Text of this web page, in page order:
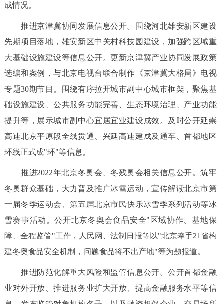
成情况。
推进京津冀协同发展信息公开。围绕河北雄安新区建设
先期项目落地，雄安新区中关村科技园建设，加强跨区域重
大基础设施建设等信息公开。更新京津冀产业协同发展政策
选编和案例，与北京电视台联合制作《京津冀大格局》电视
专题30期节目。围绕有序拉开城市副中心城市框架，聚焦基
础设施建设、公共服务功能完善、生态环境治理、产业功能
提升等，展示城市副中心宜居宜业建设成效。及时公开延崇
高速北京平原段全线贯通、兴延高速建成及通车、首都地区
环线正式成"环"等信息。
推进2022年北京冬奥会、冬残奥会相关信息公开。筑牢
冬奥群众基础，大力普及推广冰雪运动，宣传解读北京市第
一届冬季运动会、第五届北京市民快乐冰雪季系列活动等冰
雪赛事活动。公开北京冬奥会食品安全"区域协作、基地保
障、全程监管"工作，人民网、法制日报等以"北京牵手21省构
建冬奥食品安全机制，问题食品将不出产地"等为题报道。
推进防范化解重大风险和监管信息公开。公开首都金融
业对外开放、推进服务业扩大开放、提高金融服务水平等信